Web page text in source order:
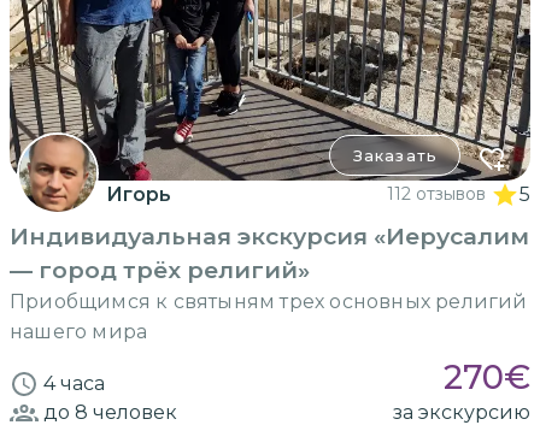
Заказать
Игорь 112 отзывов 5
Индивидуальная экскурсия «Иерусалим
— город трёх религий»
Приобщимся к святыням трех основных религий
нашего мира
4 часа 270€
до 8 человек за экскурсию